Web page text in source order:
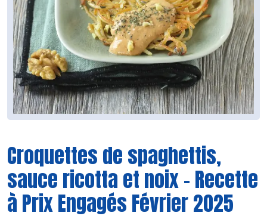
Croquettes de spaghettis,
sauce ricotta et noix - Recette
à Prix Engagés Février 2025